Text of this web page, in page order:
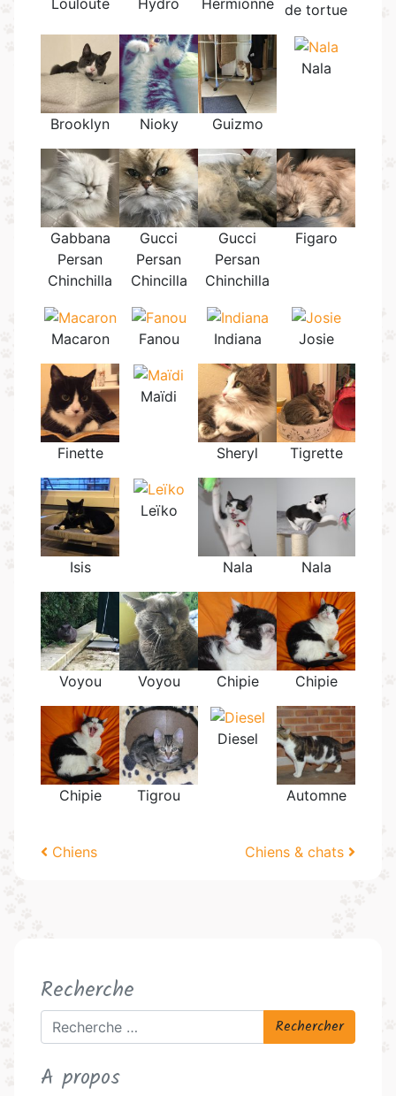
Louloute Hydro Hermionne
de tortue
Brooklyn Nioky Guizmo
Nala
Gabbana
Persan
Chinchilla
Gucci
Persan
Chincilla
Gucci
Persan
Chinchilla
Figaro
Macaron Fanou Indiana Josie
Finette
Maïdi
Sheryl Tigrette
Isis
Leïko
Nala Nala
Voyou Voyou Chipie Chipie
Chipie Tigrou
Diesel
Automne
Navigation
Chiens Chiens & chats
Recherche
Rechercher
A propos